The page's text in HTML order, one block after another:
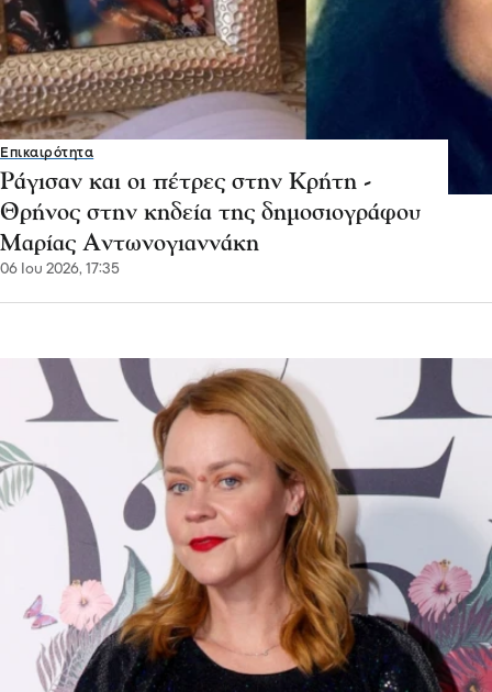
Επικαιρότητα
Ράγισαν και οι πέτρες στην Κρήτη -
Θρήνος στην κηδεία της δημοσιογράφου
Μαρίας Αντωνογιαννάκη
06 Ιου 2026, 17:35